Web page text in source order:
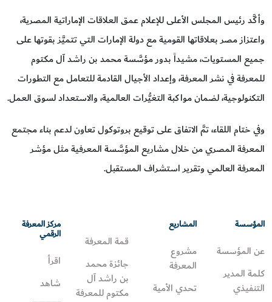
وأكَّد رئيس المجلس الأعلى للإعلام عمق العلاقات الإماراتية المصرية،
واعتزاز مصر بعلاقاتها القومية مع دولة الإمارات التي تتميَّز بقوتها على
جميع المستويات، مشيداً بدور مؤسَّسة محمد بن راشد آل مكتوم
للمعرفة في نشر المعرفة، وإعداد الأجيال القادمة للتعامل مع التطورات
التكنولوجية، لضمان مواكبة التغيُّرات العالمية، والاستعداد لسوق العمل.
وفي ختام اللقاء، تمَّ الاتفاق على توقيع بروتوكول تعاون لدعم بناء مجتمع
المعرفة المصري من خلال مشاريع المؤسَّسة المعرفية مثل مؤشر
المعرفة العالمي وتقرير استشراف المستقبل.
المؤسسة
عن المؤسسة
كلمة المدير
التنفيذي
المشاريع
مشروع
المعرفة
تحدي الأمية
قمة المعرفة
جائزة محمد
بن راشد آل
مكتوم للمعرفة
مركز المعرفة
الرقمي
اقرأ
شاهد